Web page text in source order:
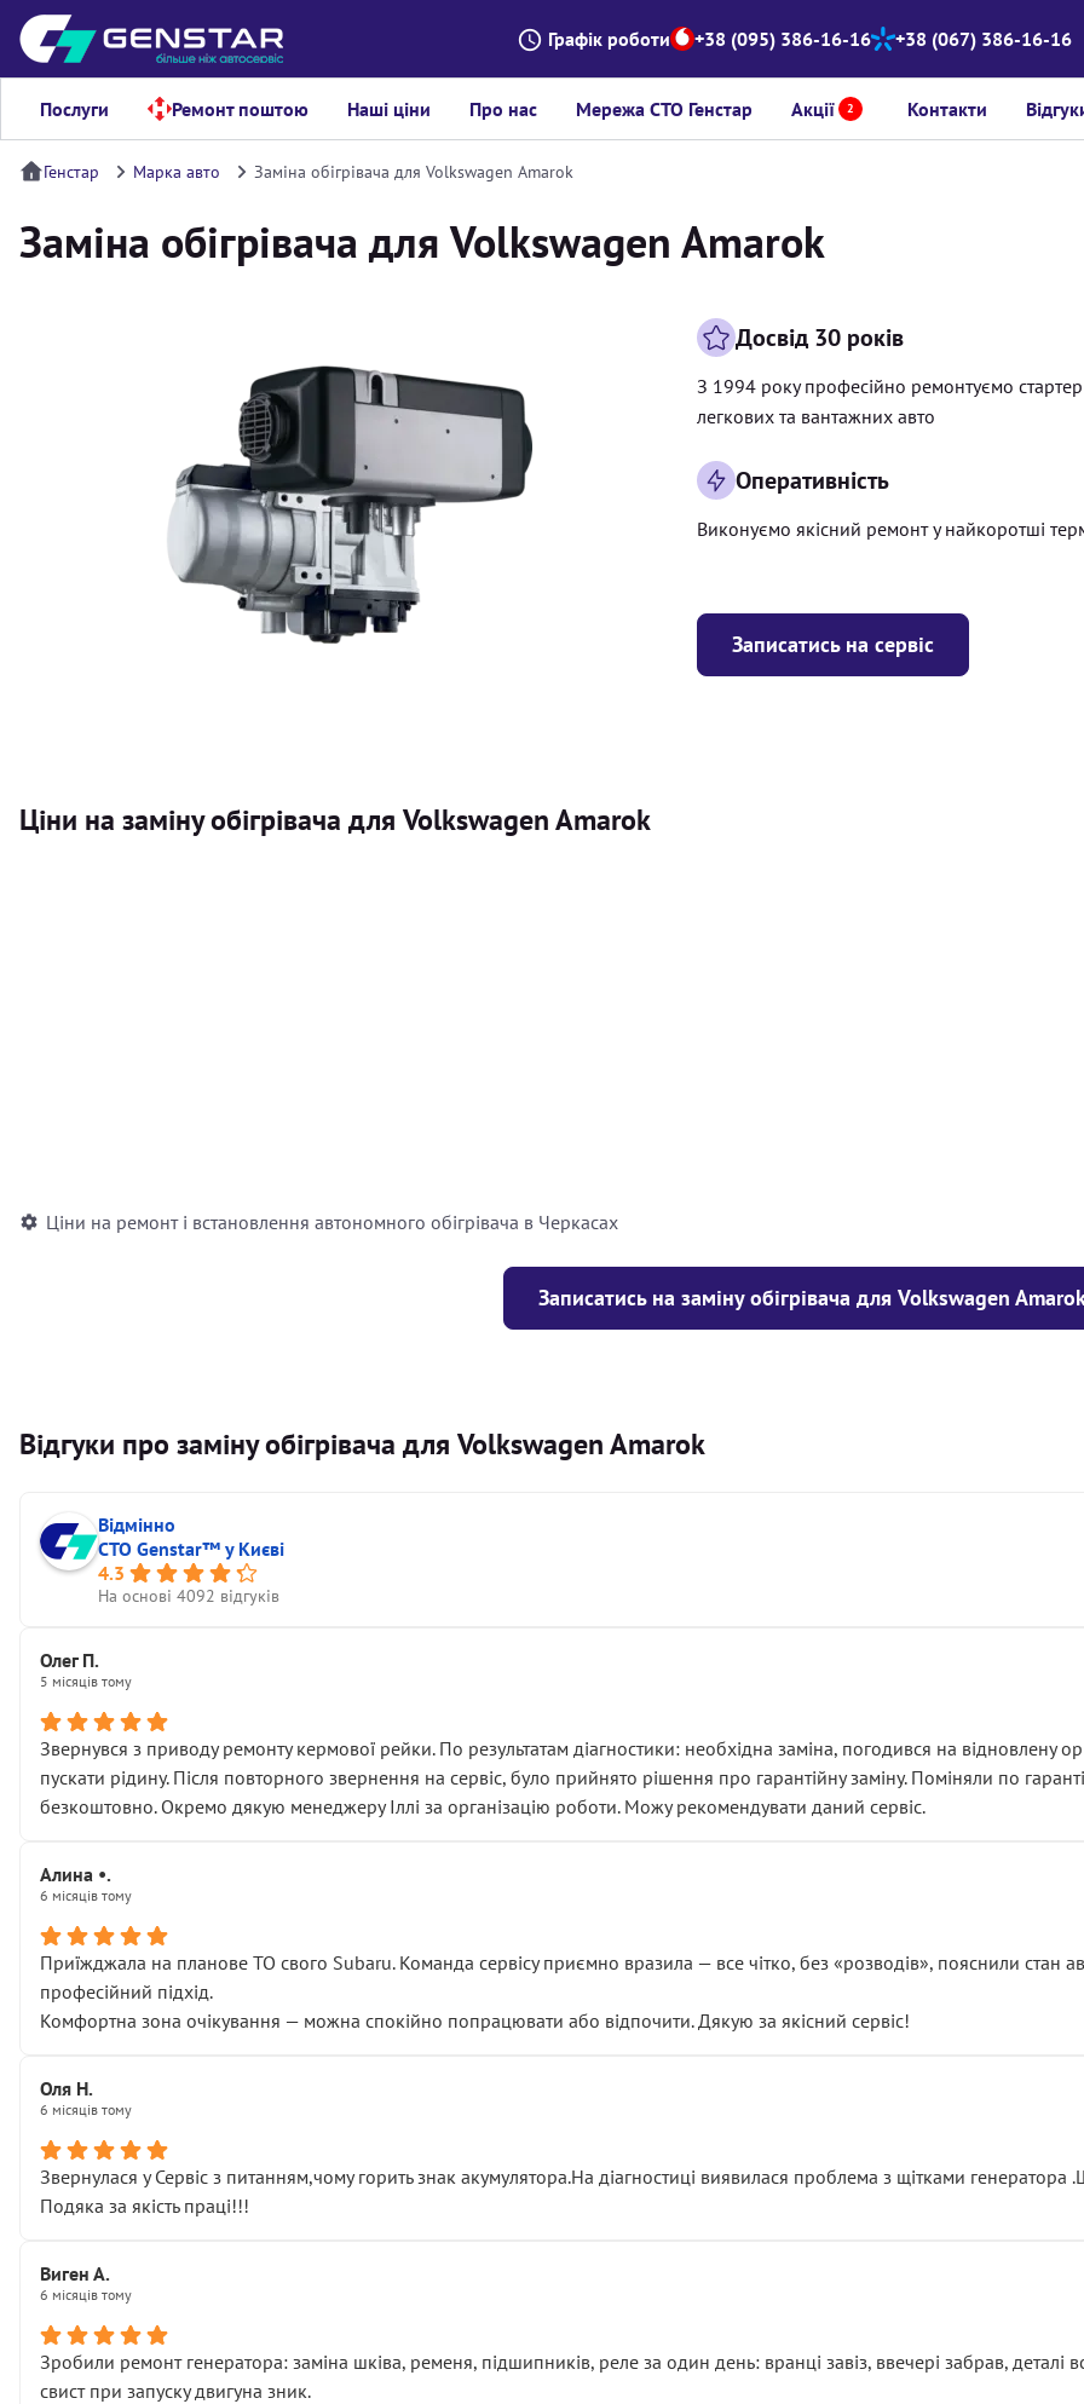
Графік роботи +38 (095) 386-16-16 +38 (067) 386-16-16
Послуги Ремонт поштою Наші ціни Про нас Мережа СТО Генстар Акції 2 Контакти
Генстар Марка авто Заміна обігрівача для Volkswagen Amarok
Заміна обігрівача для Volkswagen Amarok
Записатись на сервіс
Досвід 30 років
З 1994 року професійно ремонтуємо
легкових та вантажних авто
Оперативність
Виконуємо якісний ремонт у найкоротші
Ціни на заміну обігрівача для Volkswagen Amarok
Ціни на ремонт і встановлення автономного обігрівача в Черкасах
Записатись на заміну обігрівача для Volkswagen
Відгуки про заміну обігрівача для Volkswagen Amarok
Відмінно
СТО Genstar™ у Києві
4.3
На основі 4092 відгуків
Олег П.
5 місяців тому
Звернувся з приводу ремонту кермової рейки. По результатам діагностики: необхідна заміна, погодився на відновлену
пускати рідину. Після повторного звернення на сервіс, було прийнято рішення про гарантійну заміну. Поміняли по
безкоштовно. Окремо дякую менеджеру Іллі за організацію роботи. Можу рекомендувати даний сервіс.
Алина •.
6 місяців тому
Приїжджала на планове ТО свого Subaru. Команда сервісу приємно вразила — все чітко, без «розводів», пояснили стан
професійний підхід.
Комфортна зона очікування — можна спокійно попрацювати або відпочити. Дякую за якісний сервіс!
Оля Н.
6 місяців тому
Звернулася у Сервіс з питанням,чому горить знак акумулятора.На діагностиці виявилася проблема з щітками
Подяка за якість праці!!!
Виген А.
6 місяців тому
Зробили ремонт генератора: заміна шківа, ременя, підшипників, реле за один день: вранці завіз, ввечері забрав, деталі
свист при запуску двигуна зник.